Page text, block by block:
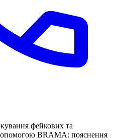
фейкових та
BRAMA: пояснення